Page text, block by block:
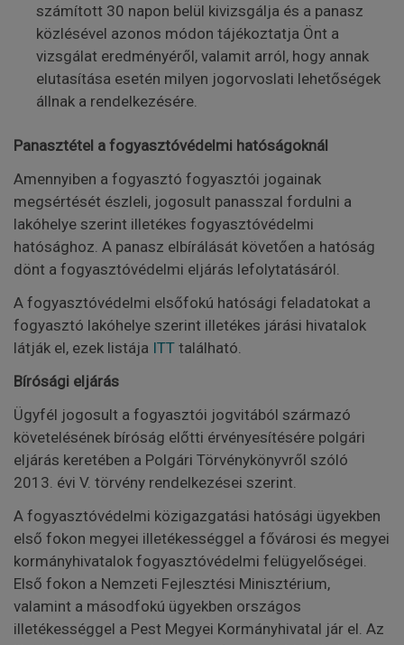
számított 30 napon belül kivizsgálja és a panasz
közlésével azonos módon tájékoztatja Önt a
vizsgálat eredményéről, valamit arról, hogy annak
elutasítása esetén milyen jogorvoslati lehetőségek
állnak a rendelkezésére.
Panasztétel a fogyasztóvédelmi hatóságoknál
Amennyiben a fogyasztó fogyasztói jogainak
megsértését észleli, jogosult panasszal fordulni a
lakóhelye szerint illetékes fogyasztóvédelmi
hatósághoz. A panasz elbírálását követően a hatóság
dönt a fogyasztóvédelmi eljárás lefolytatásáról.
A fogyasztóvédelmi elsőfokú hatósági feladatokat a
fogyasztó lakóhelye szerint illetékes járási hivatalok
látják el, ezek listája ITT található.
Bírósági eljárás
Ügyfél jogosult a fogyasztói jogvitából származó
követelésének bíróság előtti érvényesítésére polgári
eljárás keretében a Polgári Törvénykönyvről szóló
2013. évi V. törvény rendelkezései szerint.
A fogyasztóvédelmi közigazgatási hatósági ügyekben
első fokon megyei illetékességgel a fővárosi és megyei
kormányhivatalok fogyasztóvédelmi felügyelőségei.
Első fokon a Nemzeti Fejlesztési Minisztérium,
valamint a másodfokú ügyekben országos
illetékességgel a Pest Megyei Kormányhivatal jár el. Az